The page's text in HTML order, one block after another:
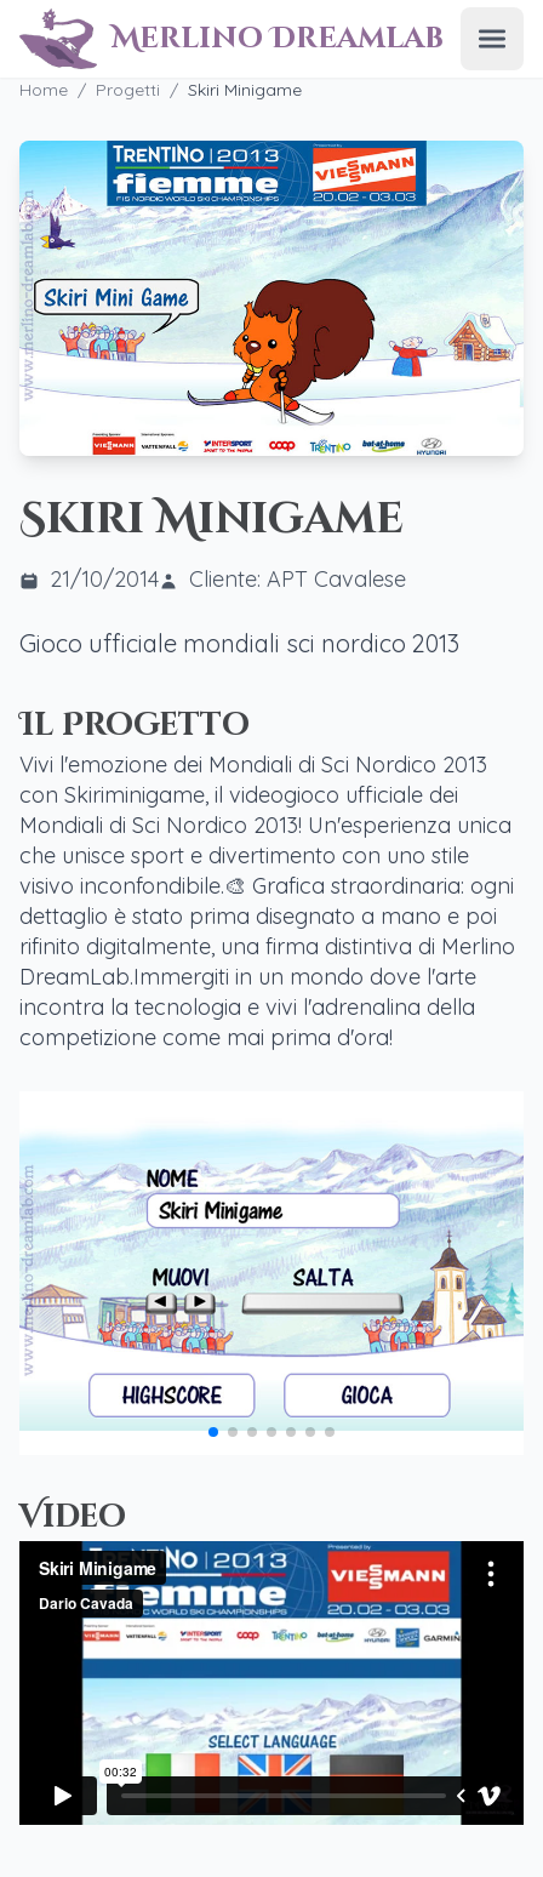
Merlino Dreamlab Apri
Home / Progetti / Skiri Minigame
Skiri Minigame
21/10/2014 Cliente: APT Cavalese
Gioco ufficiale mondiali sci nordico 2013
Il Progetto
Vivi l'emozione dei Mondiali di Sci Nordico 2013
con Skiriminigame, il videogioco ufficiale dei
Mondiali di Sci Nordico 2013! Un'esperienza unica
che unisce sport e divertimento con uno stile
visivo inconfondibile.🎨 Grafica straordinaria: ogni
dettaglio è stato prima disegnato a mano e poi
rifinito digitalmente, una firma distintiva di Merlino
DreamLab.Immergiti in un mondo dove l'arte
incontra la tecnologia e vivi l'adrenalina della
competizione come mai prima d'ora!
Video